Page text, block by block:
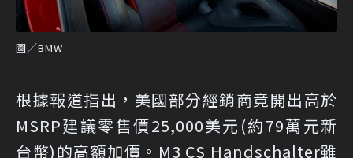
圖／BMW
根據報道指出，美國部分經銷商竟開出高於
MSRP建議零售價25,000美元(約79萬元新
台幣)的高額加價。M3 CS Handschalter雖